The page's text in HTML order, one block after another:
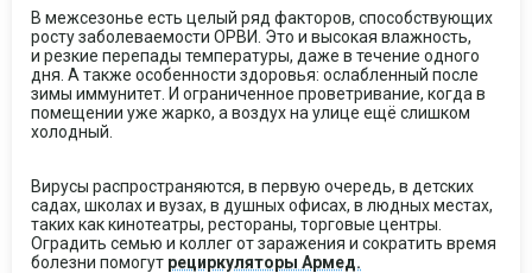
В межсезонье есть целый ряд факторов, способствующих
росту заболеваемости ОРВИ. Это и высокая влажность,
и резкие перепады температуры, даже в течение одного
дня. А также особенности здоровья: ослабленный после
зимы иммунитет. И ограниченное проветривание, когда в
помещении уже жарко, а воздух на улице ещё слишком
холодный.
Вирусы распространяются, в первую очередь, в детских
садах, школах и вузах, в душных офисах, в людных местах,
таких как кинотеатры, рестораны, торговые центры.
Оградить семью и коллег от заражения и сократить время
болезни помогут рециркуляторы Армед.